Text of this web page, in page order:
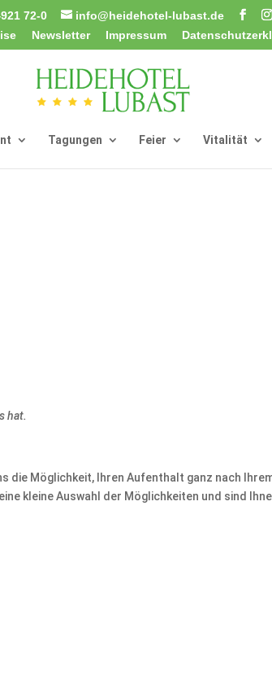
72-0
info@heidehotel-lubast.de
Newsletter Impressum
Tagungen Feier Vitalität
hat.
die Möglichkeit, Ihren Aufenthalt ganz nach
kleine Auswahl der Möglichkeiten und sind